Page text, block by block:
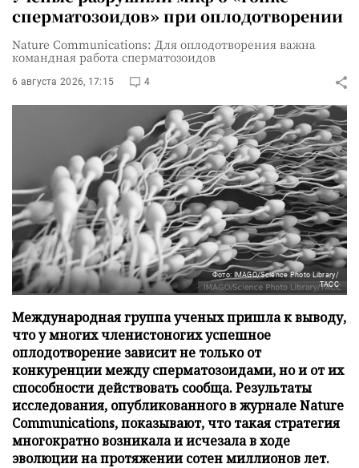
сперматозоидов» при оплодотворении
Nature Communications: Для оплодотворения важна
командная работа сперматозоидов
6 августа 2026, 17:15 4
Фото: IMAGO/Science Photo Library/
ТАСС
Международная группа ученых пришла к выводу,
что у многих членистоногих успешное
оплодотворение зависит не только от
конкуренции между сперматозоидами, но и от их
способности действовать сообща. Результаты
исследования, опубликованного в журнале Nature
Communications, показывают, что такая стратегия
многократно возникала и исчезала в ходе
эволюции на протяжении сотен миллионов лет.